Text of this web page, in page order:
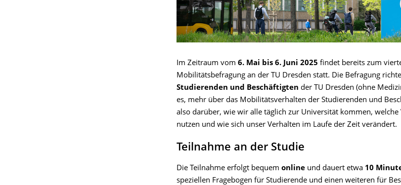
Im Zeitraum vom 6. Mai bis 6. Juni 2025 findet bereits zum
Mobilitätsbefragung an der TU Dresden statt. Die Befragung
Studierenden und Beschäftigten der TU Dresden (ohne
es, mehr über das Mobilitätsverhalten der Studierenden und
also darüber, wie wir alle täglich zur Universität kommen,
nutzen und wie sich unser Verhalten im Laufe der Zeit verändert.
Teilnahme an der Studie
Die Teilnahme erfolgt bequem online und dauert etwa 10
speziellen Fragebogen für Studierende und einen weiteren für